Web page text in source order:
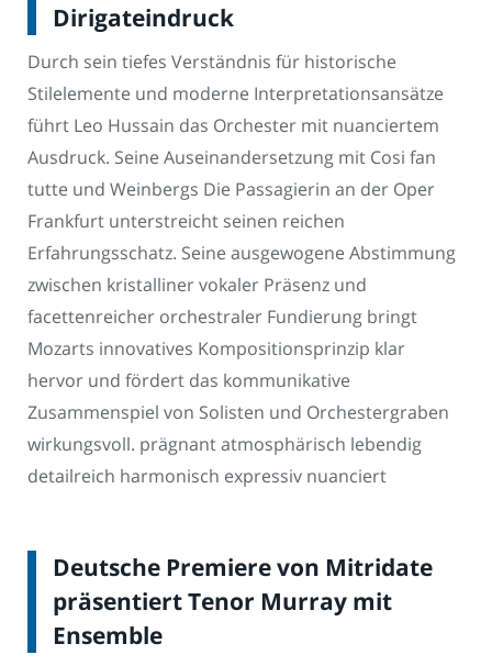
Dirigateindruck
Durch sein tiefes Verständnis für historische
Stilelemente und moderne Interpretationsansätze
führt Leo Hussain das Orchester mit nuanciertem
Ausdruck. Seine Auseinandersetzung mit Cosi fan
tutte und Weinbergs Die Passagierin an der Oper
Frankfurt unterstreicht seinen reichen
Erfahrungsschatz. Seine ausgewogene Abstimmung
zwischen kristalliner vokaler Präsenz und
facettenreicher orchestraler Fundierung bringt
Mozarts innovatives Kompositionsprinzip klar
hervor und fördert das kommunikative
Zusammenspiel von Solisten und Orchestergraben
wirkungsvoll. prägnant atmosphärisch lebendig
detailreich harmonisch expressiv nuanciert
Deutsche Premiere von Mitridate
präsentiert Tenor Murray mit
Ensemble